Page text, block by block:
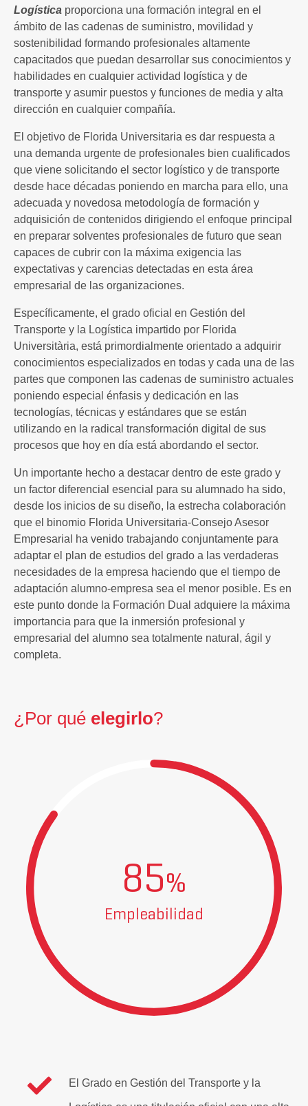
Logística proporciona una formación integral en el
ámbito de las cadenas de suministro, movilidad y
sostenibilidad formando profesionales altamente
capacitados que puedan desarrollar sus conocimientos y
habilidades en cualquier actividad logística y de
transporte y asumir puestos y funciones de media y alta
dirección en cualquier compañía.
El objetivo de Florida Universitaria es dar respuesta a
una demanda urgente de profesionales bien cualificados
que viene solicitando el sector logístico y de transporte
desde hace décadas poniendo en marcha para ello, una
adecuada y novedosa metodología de formación y
adquisición de contenidos dirigiendo el enfoque principal
en preparar solventes profesionales de futuro que sean
capaces de cubrir con la máxima exigencia las
expectativas y carencias detectadas en esta área
empresarial de las organizaciones.
Específicamente, el grado oficial en Gestión del
Transporte y la Logística impartido por Florida
Universitària, está primordialmente orientado a adquirir
conocimientos especializados en todas y cada una de las
partes que componen las cadenas de suministro actuales
poniendo especial énfasis y dedicación en las
tecnologías, técnicas y estándares que se están
utilizando en la radical transformación digital de sus
procesos que hoy en día está abordando el sector.
Un importante hecho a destacar dentro de este grado y
un factor diferencial esencial para su alumnado ha sido,
desde los inicios de su diseño, la estrecha colaboración
que el binomio Florida Universitaria-Consejo Asesor
Empresarial ha venido trabajando conjuntamente para
adaptar el plan de estudios del grado a las verdaderas
necesidades de la empresa haciendo que el tiempo de
adaptación alumno-empresa sea el menor posible. Es en
este punto donde la Formación Dual adquiere la máxima
importancia para que la inmersión profesional y
empresarial del alumno sea totalmente natural, ágil y
completa.
¿Por qué elegirlo?
85%
Empleabilidad
El Grado en Gestión del Transporte y la